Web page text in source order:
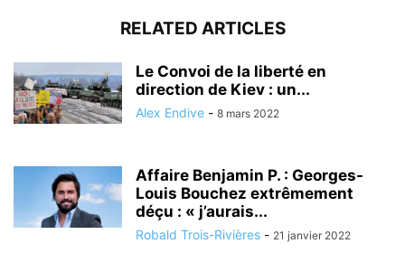
RELATED ARTICLES
Le Convoi de la liberté en
direction de Kiev : un...
Alex Endive - 8 mars 2022
Affaire Benjamin P. : Georges-
Louis Bouchez extrêmement
déçu : « j’aurais...
Robald Trois-Rivières - 21 janvier 2022